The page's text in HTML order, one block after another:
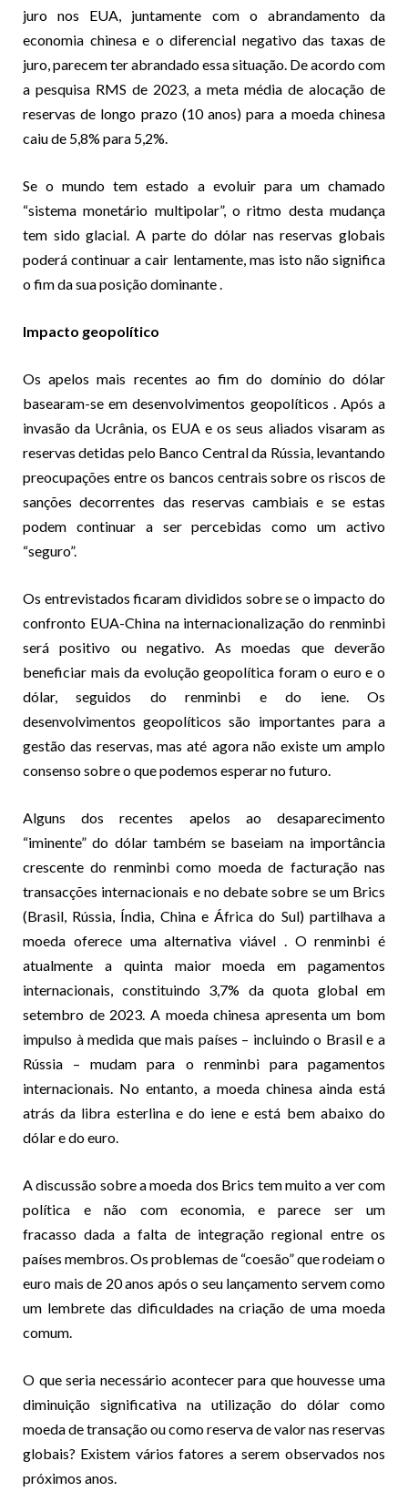
juro nos EUA, juntamente com o abrandamento da
economia chinesa e o diferencial negativo das taxas de
juro, parecem ter abrandado essa situação. De acordo com
a pesquisa RMS de 2023, a meta média de alocação de
reservas de longo prazo (10 anos) para a moeda chinesa
caiu de 5,8% para 5,2%.
Se o mundo tem estado a evoluir para um chamado
“sistema monetário multipolar”, o ritmo desta mudança
tem sido glacial. A parte do dólar nas reservas globais
poderá continuar a cair lentamente, mas isto não significa
o fim da sua posição dominante.
Impacto geopolítico
Os apelos mais recentes ao fim do domínio do dólar
basearam-seem desenvolvimentos geopolíticos . Após a
invasão da Ucrânia, os EUA e os seus aliados visaram as
reservas detidas pelo Banco Central da Rússia, levantando
preocupações entre os bancos centrais sobre os riscos de
sanções decorrentes das reservas cambiais e se estas
podem continuar a ser percebidas como um activo
“seguro”.
Os entrevistados ficaram divididos sobre se o impacto do
confronto EUA-China na internacionalização do renminbi
será positivo ou negativo. As moedas que deverão
beneficiar mais da evolução geopolítica foram o euro e o
dólar, seguidos do renminbi e do iene. Os
desenvolvimentos geopolíticos são importantes para a
gestão das reservas, mas até agora não existe um amplo
consenso sobre o que podemos esperar no futuro.
Alguns dos recentes apelos ao desaparecimento
“iminente” do dólar também se baseiam na importância
crescente do renminbi como moeda de facturação nas
transacções internacionais e no debate sobre se um Brics
(Brasil, Rússia, Índia, China e África do Sul) partilhava a
moeda oferece uma alternativa viável . O renminbi é
atualmente a quinta maior moeda em pagamentos
internacionais, constituindo 3,7% da quota global em
setembro de 2023. A moeda chinesa apresenta um bom
impulso à medida que mais países – incluindo o Brasil e a
Rússia – mudam para o renminbi para pagamentos
internacionais. No entanto, a moeda chinesa ainda está
atrás da libra esterlina e do iene e está bem abaixo do
dólar e do euro.
A discussão sobre a moeda dos Brics tem muito a ver com
política e não com economia, e parece ser um
fracasso dada a falta de integração regional entre os
países membros. Osproblemas de “coesão” que rodeiam o
euro mais de 20 anos após o seu lançamento servem como
um lembrete das dificuldades na criação de uma moeda
comum.
O que seria necessário acontecer para que houvesse uma
diminuição significativa na utilização do dólar como
moeda de transação ou como reserva de valor nas reservas
globais? Existem vários fatores a serem observados nos
próximos anos.